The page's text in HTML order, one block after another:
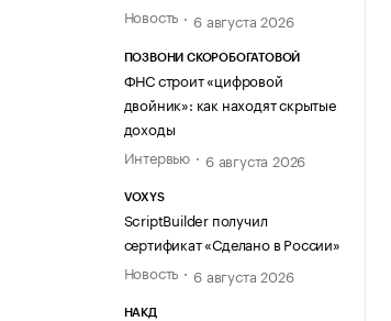
Новость
6 августа 2026
ПОЗВОНИ СКОРОБОГАТОВОЙ
ФНС строит «цифровой
двойник»: как находят скрытые
доходы
Интервью
6 августа 2026
VOXYS
ScriptBuilder получил
сертификат «Сделано в России»
Новость
6 августа 2026
НАКД